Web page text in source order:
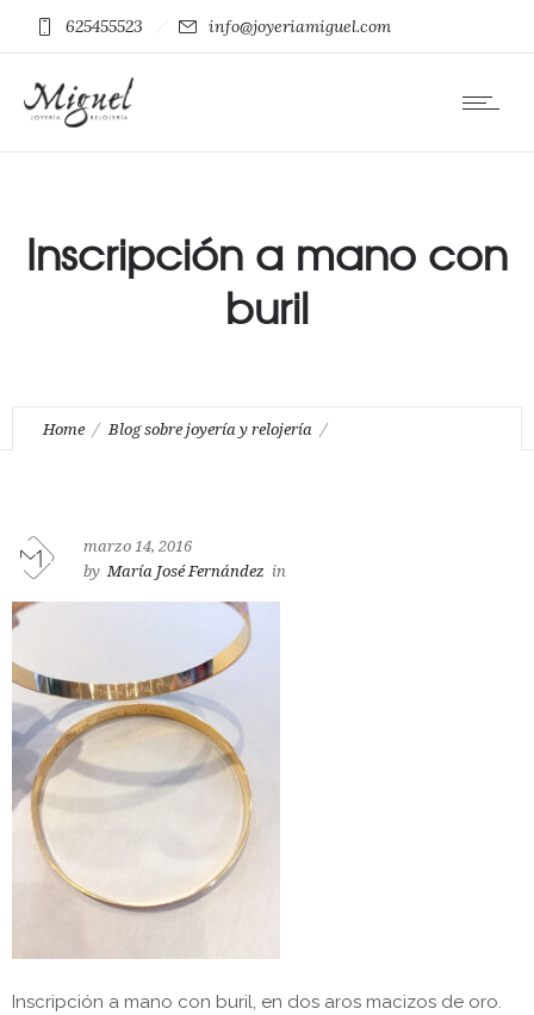
625455523 info@joyeriamiguel.com
Inscripción a mano con
buril
Home Blog sobre joyería y relojería
marzo 14, 2016
by María José Fernández in
Inscripción a mano con buril, en dos aros macizos de oro.